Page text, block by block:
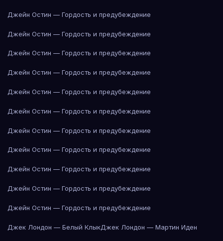
Джейн Остин — Гордость и предубеждение
Джейн Остин — Гордость и предубеждение
Джейн Остин — Гордость и предубеждение
Джейн Остин — Гордость и предубеждение
Джейн Остин — Гордость и предубеждение
Джейн Остин — Гордость и предубеждение
Джейн Остин — Гордость и предубеждение
Джейн Остин — Гордость и предубеждение
Джейн Остин — Гордость и предубеждение
Джейн Остин — Гордость и предубеждение
Джейн Остин — Гордость и предубеждение
Джек Лондон — Белый КлыкДжек Лондон — Мартин Иден